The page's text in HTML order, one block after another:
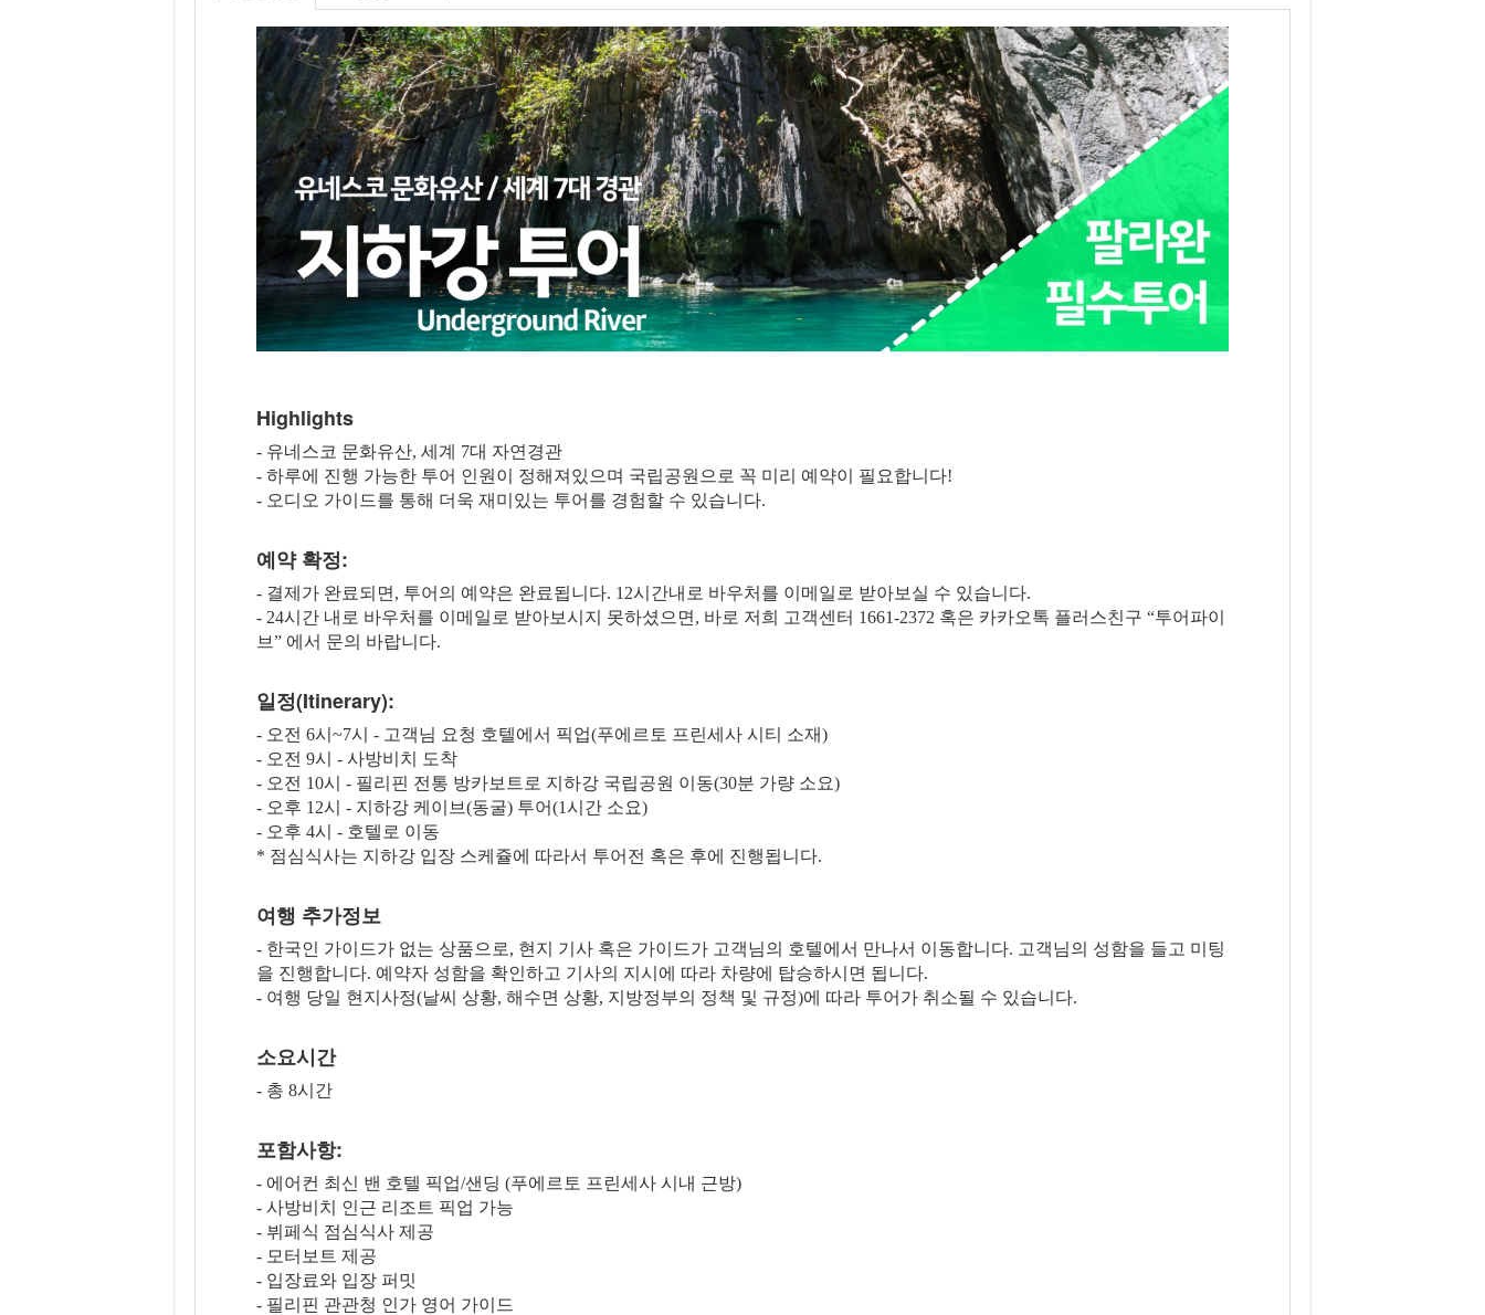
Highlights
- 유네스코 문화유산, 세계 7대 자연경관
- 하루에 진행 가능한 투어 인원이 정해져있으며 국립공원으로 꼭 미리 예약이 필요합니다!
- 오디오 가이드를 통해 더욱 재미있는 투어를 경험할 수 있습니다.
예약 확정:
- 결제가 완료되면, 투어의 예약은 완료됩니다. 12시간내로 바우처를 이메일로 받아보실 수 있습니다.
- 24시간 내로 바우처를 이메일로 받아보시지 못하셨으면, 바로 저희 고객센터 1661-2372 혹은 카카오톡 플러스친구 “투어파이
브” 에서 문의 바랍니다.
일정(Itinerary):
- 오전 6시~7시 - 고객님 요청 호텔에서 픽업(푸에르토 프린세사 시티 소재)
- 오전 9시 - 사방비치 도착
- 오전 10시 - 필리핀 전통 방카보트로 지하강 국립공원 이동(30분 가량 소요)
- 오후 12시 - 지하강 케이브(동굴) 투어(1시간 소요)
- 오후 4시 - 호텔로 이동
* 점심식사는 지하강 입장 스케쥴에 따라서 투어전 혹은 후에 진행됩니다.
여행 추가정보
- 한국인 가이드가 없는 상품으로, 현지 기사 혹은 가이드가 고객님의 호텔에서 만나서 이동합니다. 고객님의 성함을 들고 미팅
을 진행합니다. 예약자 성함을 확인하고 기사의 지시에 따라 차량에 탑승하시면 됩니다.
- 여행 당일 현지사정(날씨 상황, 해수면 상황, 지방정부의 정책 및 규정)에 따라 투어가 취소될 수 있습니다.
소요시간
- 총 8시간
포함사항:
- 에어컨 최신 밴 호텔 픽업/샌딩 (푸에르토 프린세사 시내 근방)
- 사방비치 인근 리조트 픽업 가능
- 뷔페식 점심식사 제공
- 모터보트 제공
- 입장료와 입장 퍼밋
- 필리핀 관관청 인가 영어 가이드